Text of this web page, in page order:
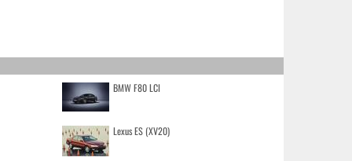
BMW F80 LCI
Lexus ES (XV20)